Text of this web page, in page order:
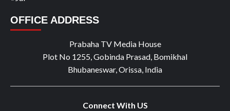
OFFICE ADDRESS
Prabaha TV Media House
Plot No 1255, Gobinda Prasad, Bomikhal
Bhubaneswar, Orissa, India
Connect With US